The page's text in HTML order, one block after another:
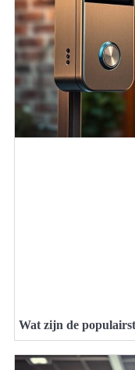
Wat zijn de